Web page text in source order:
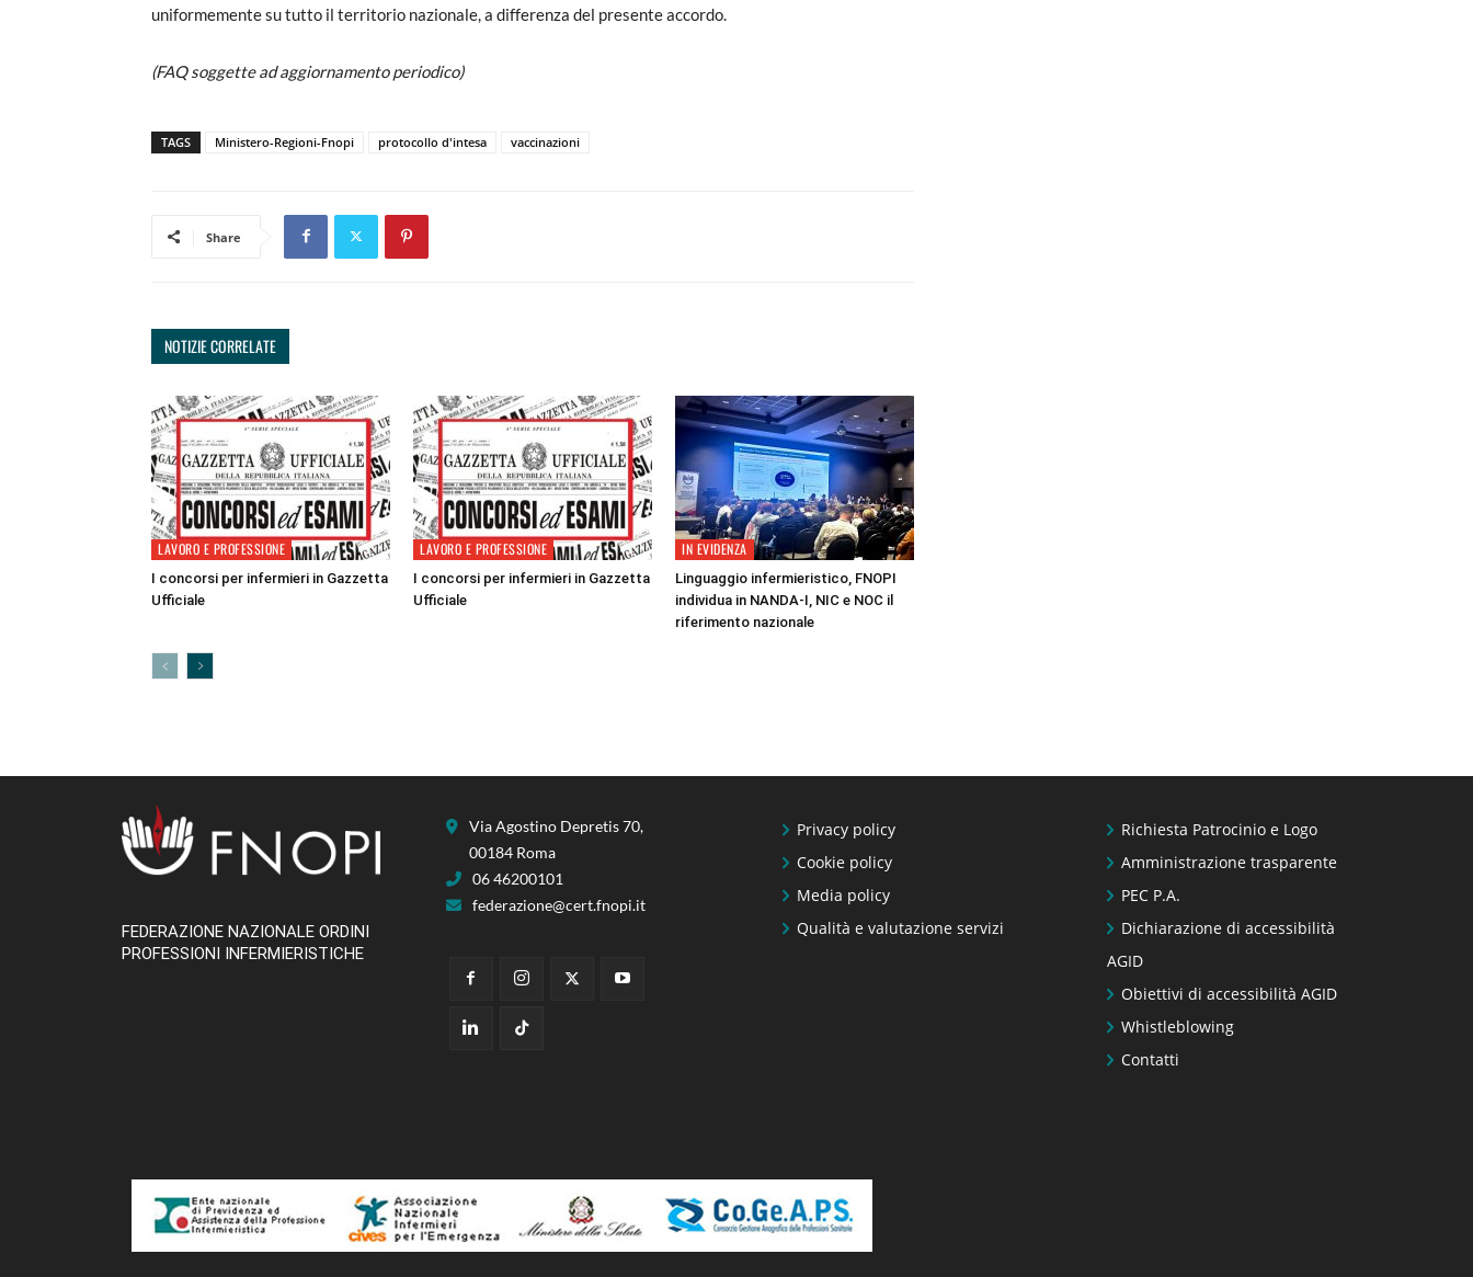
uniformemente su tutto il territorio nazionale, a differenza del presente accordo.
(FAQ soggette ad aggiornamento periodico)
TAGS Ministero-Regioni-Fnopi protocollo d'intesa vaccinazioni
Share
NOTIZIE CORRELATE
LAVORO E PROFESSIONE
I concorsi per infermieri in Gazzetta
Ufficiale
LAVORO E PROFESSIONE
I concorsi per infermieri in Gazzetta
Ufficiale
IN EVIDENZA
Linguaggio infermieristico, FNOPI
individua in NANDA-I, NIC e NOC il
riferimento nazionale
FEDERAZIONE NAZIONALE ORDINI
PROFESSIONI INFERMIERISTICHE
Via Agostino Depretis 70,
00184 Roma
06 46200101
federazione@cert.fnopi.it
Privacy policy
Cookie policy
Media policy
Qualità e valutazione servizi
Richiesta Patrocinio e Logo
Amministrazione trasparente
PEC P.A.
Dichiarazione di accessibilità
AGID
Obiettivi di accessibilità AGID
Whistleblowing
Contatti